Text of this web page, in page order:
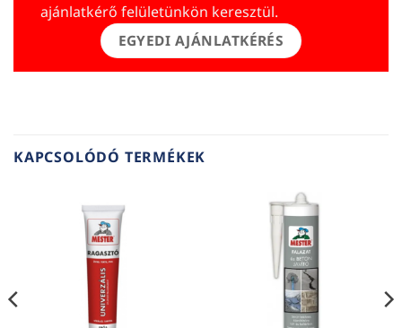
ajánlatkérő felületünkön keresztül.
EGYEDI AJÁNLATKÉRÉS
KAPCSOLÓDÓ TERMÉKEK